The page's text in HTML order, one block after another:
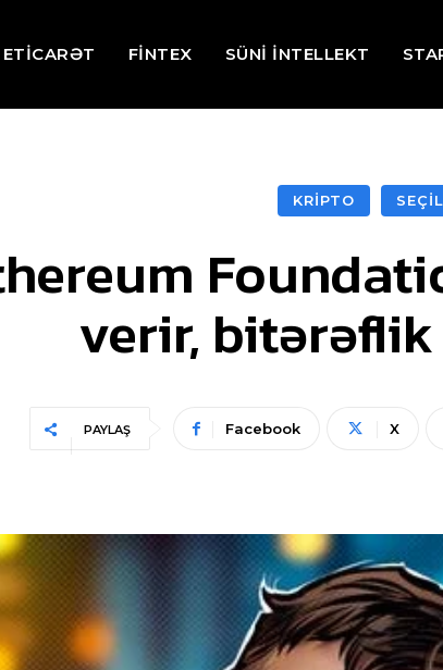
ETİCARƏT FİNTEX SÜNİ İNTELLEKT
KRİPTO
verir,
PAYLAŞ Facebook X